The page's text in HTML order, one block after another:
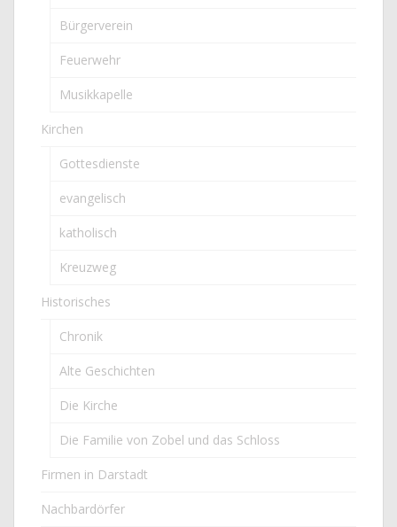
Bürgerverein
Feuerwehr
Musikkapelle
Kirchen
Gottesdienste
evangelisch
katholisch
Kreuzweg
Historisches
Chronik
Alte Geschichten
Die Kirche
Die Familie von Zobel und das Schloss
Firmen in Darstadt
Nachbardörfer